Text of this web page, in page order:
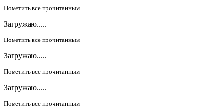
Пометить все прочитанным
Загружаю.....
Пометить все прочитанным
Загружаю.....
Пометить все прочитанным
Загружаю.....
Пометить все прочитанным